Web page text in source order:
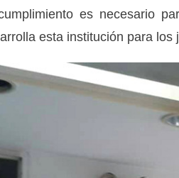
es necesario
esta institución para